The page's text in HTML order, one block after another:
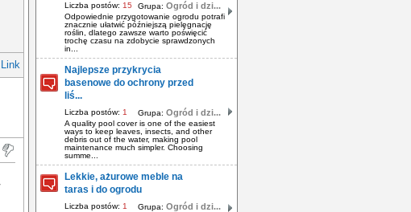
Link
Liczba postów: 15 Grupa: Ogród i dzi...
Odpowiednie przygotowanie ogrodu potrafi
znacznie ułatwić późniejszą pielęgnację
roślin, dlatego zawsze warto poświęcić
trochę czasu na zdobycie sprawdzonych
in...
Najlepsze przykrycia
basenowe do ochrony przed
liś...
Liczba postów: 1 Grupa: Ogród i dzi...
A quality pool cover is one of the easiest
ways to keep leaves, insects, and other
debris out of the water, making pool
maintenance much simpler. Choosing
summe...
Lekkie, ażurowe meble na
taras i do ogrodu
Liczba postów: 1 Grupa: Ogród i dzi...